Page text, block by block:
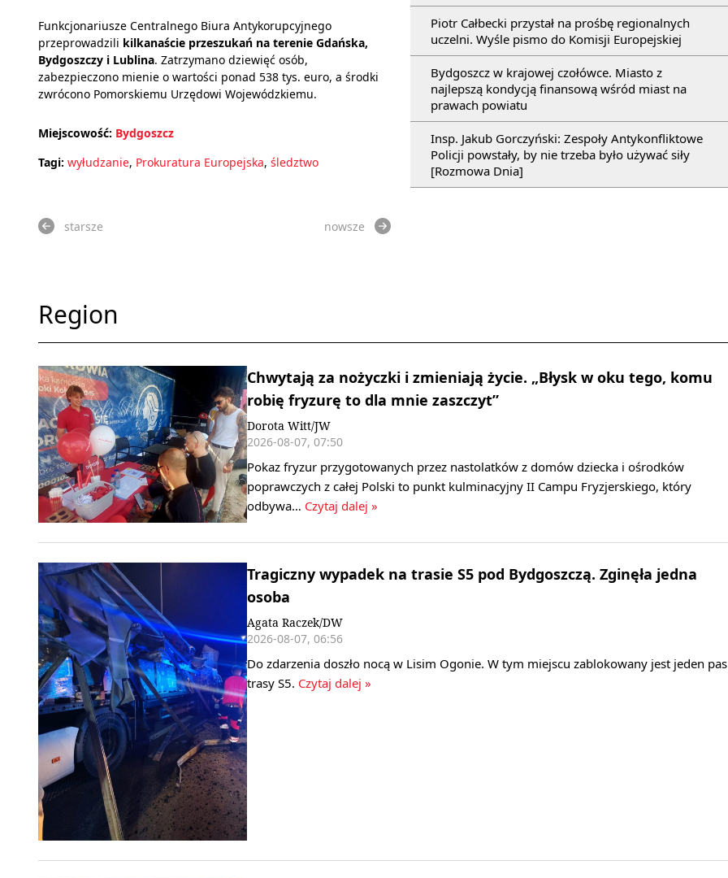
Piotr Całbecki przystał na prośbę regionalnych
uczelni. Wyśle pismo do Komisji Europejskiej
Bydgoszcz w krajowej czołówce. Miasto z
najlepszą kondycją finansową wśród miast na
prawach powiatu
Insp. Jakub Gorczyński: Zespoły Antykonfliktowe
Policji powstały, by nie trzeba było używać siły
[Rozmowa Dnia]
Funkcjonariusze Centralnego Biura Antykorupcyjnego
przeprowadzili kilkanaście przeszukań na terenie Gdańska,
Bydgoszczy i Lublina. Zatrzymano dziewięć osób,
zabezpieczono mienie o wartości ponad 538 tys. euro, a środki
zwrócono Pomorskiemu Urzędowi Wojewódzkiemu.
Miejscowość: Bydgoszcz
Tagi: wyłudzanie, Prokuratura Europejska, śledztwo
starsze nowsze
Region
Chwytają za nożyczki i zmieniają życie. „Błysk w oku tego, komu
robię fryzurę to dla mnie zaszczyt”
Dorota Witt/JW
2026-08-07, 07:50
Pokaz fryzur przygotowanych przez nastolatków z domów dziecka i ośrodków
poprawczych z całej Polski to punkt kulminacyjny II Campu Fryzjerskiego, który
odbywa… Czytaj dalej »
Tragiczny wypadek na trasie S5 pod Bydgoszczą. Zginęła jedna
osoba
Agata Raczek/DW
2026-08-07, 06:56
Do zdarzenia doszło nocą w Lisim Ogonie. W tym miejscu zablokowany jest jeden pas
trasy S5. Czytaj dalej »